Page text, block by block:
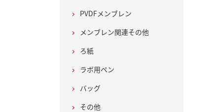
PVDFメンブレン
メンブレン関連その他
ろ紙
ラボ用ペン
バッグ
その他